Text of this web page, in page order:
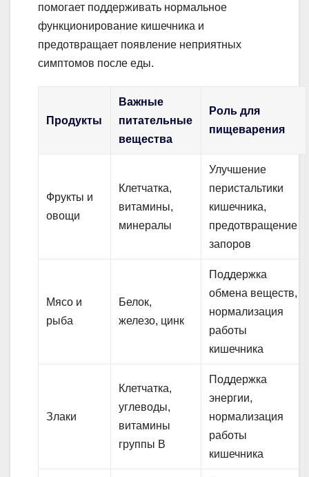
помогает поддерживать нормальное
функционирование кишечника и
предотвращает появление неприятных
симптомов после еды.
Продукты
Важные
питательные
вещества
Роль для
пищеварения
Фрукты и
овощи
Клетчатка,
витамины,
минералы
Улучшение
перистальтики
кишечника,
предотвращение
запоров
Мясо и
рыба
Белок,
железо, цинк
Поддержка
обмена веществ,
нормализация
работы
кишечника
Злаки
Клетчатка,
углеводы,
витамины
группы В
Поддержка
энергии,
нормализация
работы
кишечника